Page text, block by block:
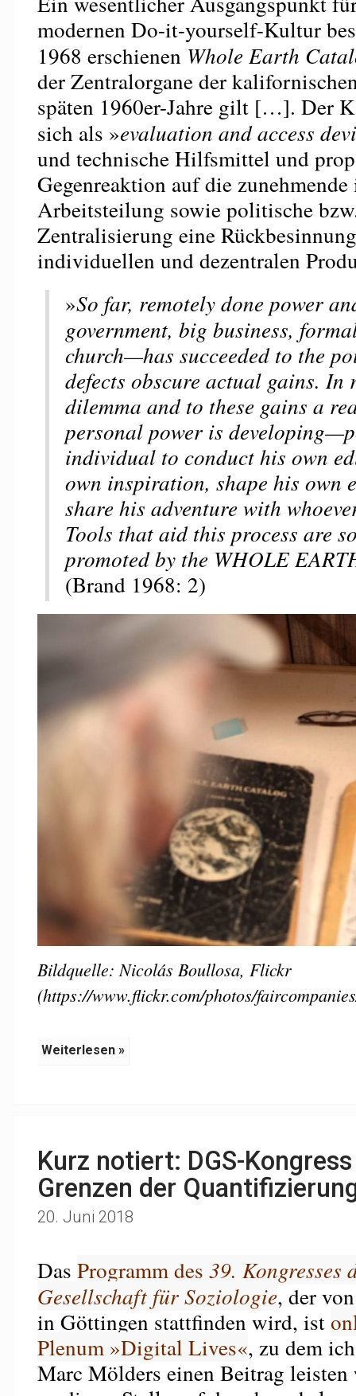
modernen Do-it-yourself-Kultur
1968 erschienen Whole Earth
der Zentralorgane der
späten 1960er-Jahre gilt […]. Der
sich als »evaluation and access
und technische Hilfsmittel und
Gegenreaktion auf die
Arbeitsteilung sowie politische
Zentralisierung eine
individuellen und dezentralen
»So far, remotely done power
government, big business,
church—has succeeded to the
defects obscure actual gains. In
dilemma and to these gains a
personal power is
individual to conduct his own
own inspiration, shape his own
share his adventure with
Tools that aid this process are
promoted by the WHOLE
(Brand 1968: 2)
Bildquelle: Nicolás Boullosa, Flickr
(https://www.flickr.com/photos/
Weiterlesen »
Kurz notiert: DGS-
Grenzen der
20. Juni 2018
Das Programm des 39. Kongresses
Gesellschaft für Soziologie, der
in Göttingen stattfinden wird, ist
Plenum »Digital Lives«, zu dem
Marc Mölders einen Beitrag leisten